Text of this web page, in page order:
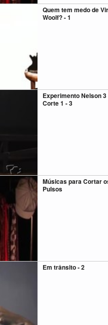
Quem tem medo de
Woolf? - 1
Experimento Nelson
Corte 1 - 3
Músicas para Cortar
Pulsos
Em trânsito - 2